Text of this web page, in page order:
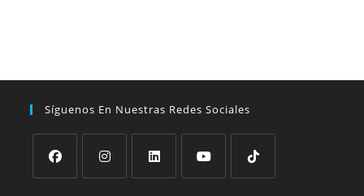
Síguenos En Nuestras Redes Sociales